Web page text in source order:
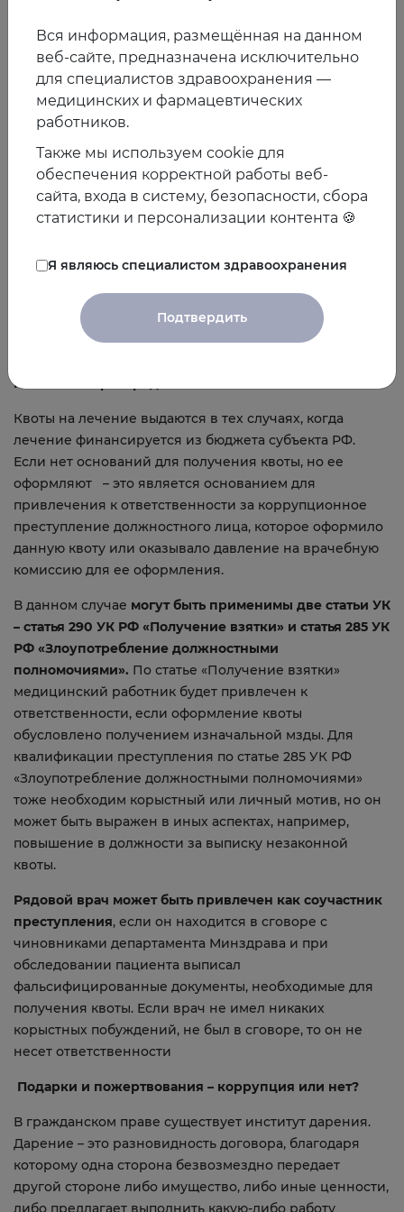
административные действия, которые могут входить в
его полномочия, а только за те профессиональные
функции, которые он исполнил. В данном случае врач
не может быть привлечен к уголовной
ответственности за коррупционное преступление.
Хотя при этом, в рамках уголовной ответственности за
подобные подношения может применяться статья
УК РФ «Мошенничество»в тех случаях, когда есть
обман пациента, т.е. если медик ввел пациента в
операции, возможности использовать «уникальное»
длительного ожидания квоты и т.п. и получил мзду на
за ее проведение, то он может быть привлечен к
уголовной ответственности за мошенничество.
Незаконное распределение квот
Квоты на лечение выдаются в тех случаях, когда
лечение финансируется из бюджета субъекта РФ.
Если нет оснований для получения квоты, но ее
оформляют – это является основанием для
привлечения к ответственности за коррупционное
преступление должностного лица, которое оформило
данную квоту или оказывало давление на врачебную
комиссию для ее оформления.
В данном случае могут быть применимы две статьи УК
– статья 290 УК РФ «Получение взятки» и статья 285 УК
РФ «Злоупотребление должностными
полномочиями». По статье «Получение взятки»
медицинский работник будет привлечен к
ответственности, если оформление квоты
обусловлено получением изначальной мзды. Для
квалификации преступления по статье 285 УК РФ
«Злоупотребление должностными полномочиями»
тоже необходим корыстный или личный мотив, но он
может быть выражен в иных аспектах, например,
повышение в должности за выписку незаконной
квоты.
Рядовой врач может быть привлечен как соучастник
преступления, если он находится в сговоре с
чиновниками департамента Минздрава и при
обследовании пациента выписал
фальсифицированные документы, необходимые для
получения квоты. Если врач не имел никаких
корыстных побуждений, не был в сговоре, то он не
несет ответственности
Подарки и пожертвования – коррупция или нет?
В гражданском праве существует институт дарения.
Дарение – это разновидность договора, благодаря
которому одна сторона безвозмездно передает
другой стороне либо имущество, либо иные ценности,
либо предлагает выполнить какую-либо работу
Вся информация, размещённая на данном
веб-сайте, предназначена исключительно
для специалистов здравоохранения —
медицинских и фармацевтических
работников.
Также мы используем cookie для
обеспечения корректной работы веб-
сайта, входа в систему, безопасности, сбора
статистики и персонализации контента 🍪
Я являюсь специалистом здравоохранения
Подтвердить